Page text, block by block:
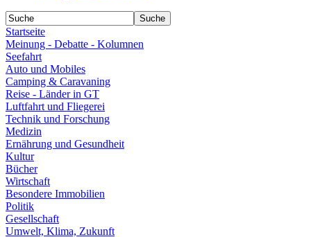
Startseite
Meinung - Debatte - Kolumnen
Seefahrt
Auto und Mobiles
Camping & Caravaning
Reise - Länder in GT
Luftfahrt und Fliegerei
Technik und Forschung
Medizin
Ernährung und Gesundheit
Kultur
Bücher
Wirtschaft
Besondere Immobilien
Politik
Gesellschaft
Umwelt, Klima, Zukunft